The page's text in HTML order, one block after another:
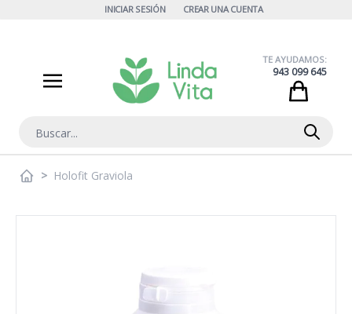
INICIAR SESIÓN CREAR UNA CUENTA
Buscar
TE AYUDAMOS:
943 099 645
> Holofit Graviola